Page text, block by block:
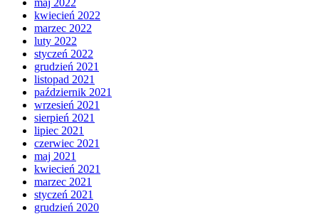
kwiecień 2022
marzec 2022
luty 2022
styczeń 2022
grudzień 2021
listopad 2021
październik 2021
wrzesień 2021
sierpień 2021
lipiec 2021
czerwiec 2021
maj 2021
kwiecień 2021
marzec 2021
styczeń 2021
grudzień 2020